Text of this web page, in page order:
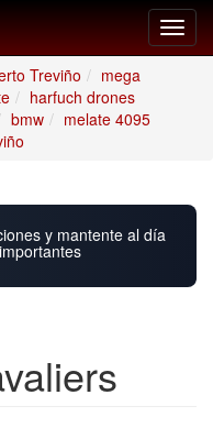
Treviño
mega
harfuch drones
bmw
melate 4095
y mantente al día